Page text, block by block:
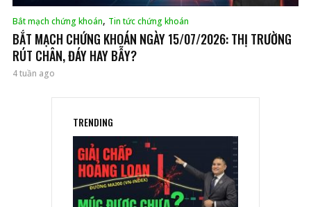
Bắt mạch chứng khoán, Tin tức chứng khoán
BẮT MẠCH CHỨNG KHOÁN NGÀY 15/07/2026: THỊ TRƯỜNG
RÚT CHÂN, ĐÁY HAY BẪY?
4 tuần ago
TRENDING